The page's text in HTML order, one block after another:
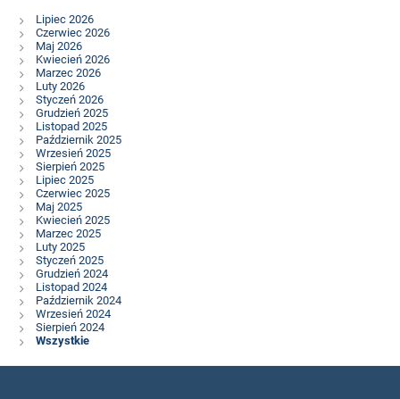
Lipiec 2026
Czerwiec 2026
Maj 2026
Kwiecień 2026
Marzec 2026
Luty 2026
Styczeń 2026
Grudzień 2025
Listopad 2025
Październik 2025
Wrzesień 2025
Sierpień 2025
Lipiec 2025
Czerwiec 2025
Maj 2025
Kwiecień 2025
Marzec 2025
Luty 2025
Styczeń 2025
Grudzień 2024
Listopad 2024
Październik 2024
Wrzesień 2024
Sierpień 2024
Wszystkie